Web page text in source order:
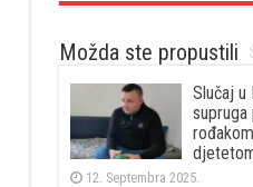
Možda ste propustili
Slučaj u
supruga
12. Septembra 2025.